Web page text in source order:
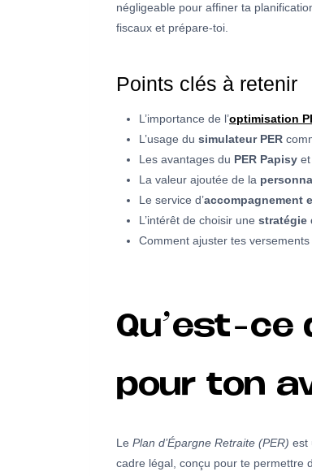
négligeable pour affiner ta
fiscaux et prépare-toi.
Points clés à retenir
L’importance de l’optimisation
L’usage du simulateur PER
Les avantages du PER Papisy
La valeur ajoutée de la
Le service d’accompagnement
L’intérêt de choisir une stratégie
Comment ajuster tes
Qu’est-ce
pour ton
Le Plan d’Épargne Retraite (PER) est
cadre légal, conçu pour te permettre